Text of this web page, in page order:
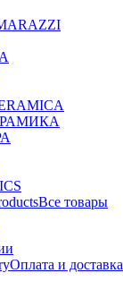
Все товары
Оплата и доставка